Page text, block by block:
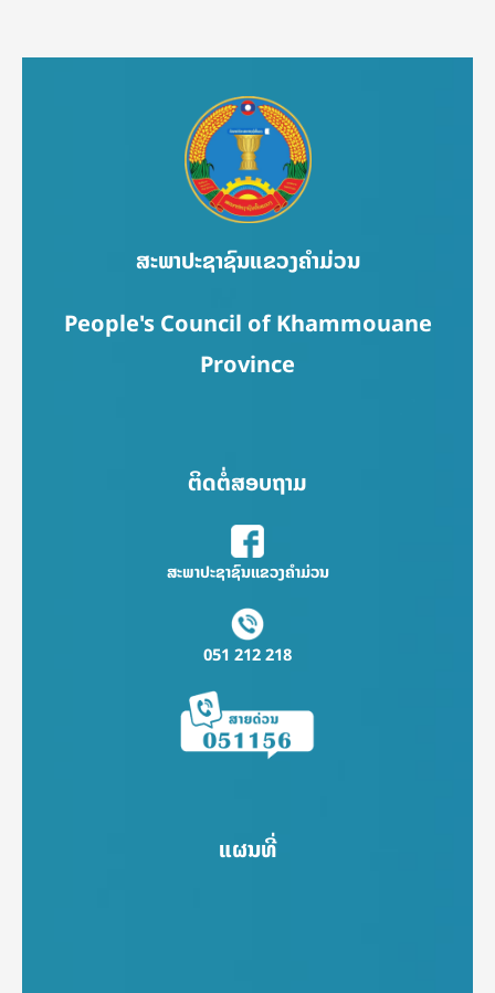
ສະພາປະຊາຊົນແຂວງຄຳມ່ວນ
People's Council of Khammouane
Province
ຕິດຕໍ່ສອບຖາມ
ສະພາປະຊາຊົນແຂວງຄຳມ່ວນ
051 212 218
ແຜນທີ່